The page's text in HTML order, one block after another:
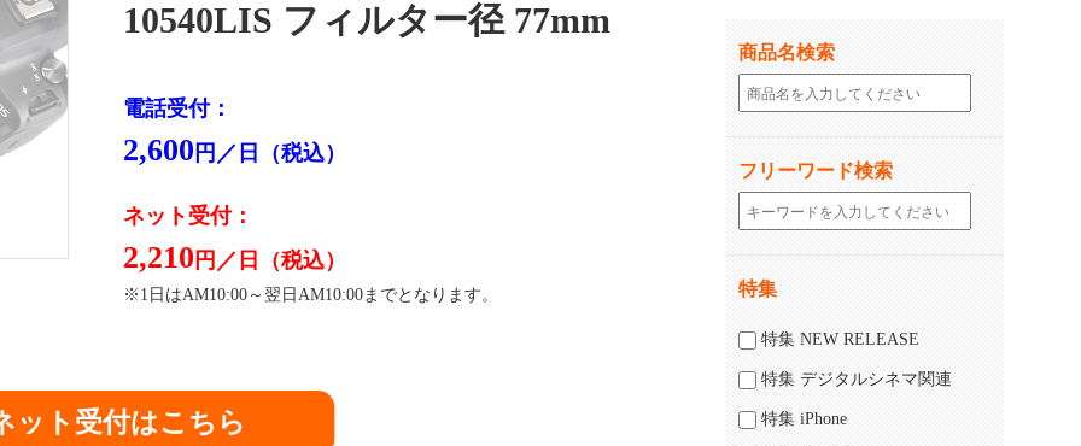
10540LIS フィルター径 77mm
電話受付：
2,600 円／日（税込）
ネット受付：
2,210 円／日（税込）
※1日はAM10:00～翌日AM10:00までとなります。
ット受付はこちら
商品名検索
フリーワード検索
特集
特集 NEW RELEASE
特集 デジタルシネマ関連
特集 iPhone